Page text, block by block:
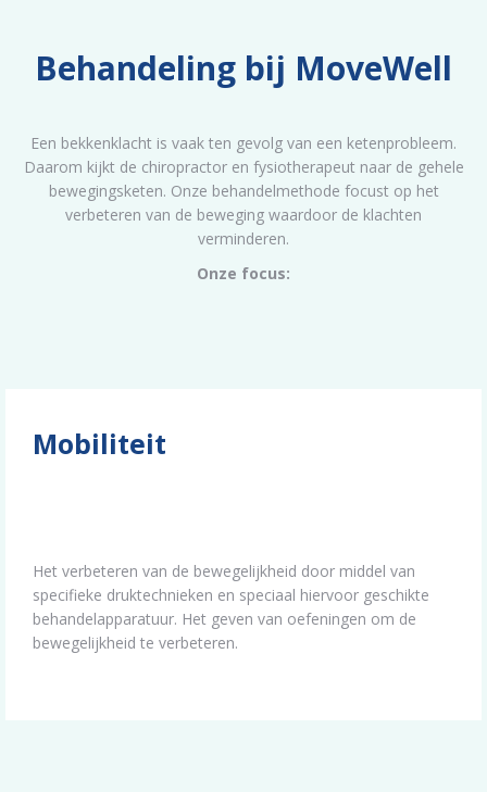
Behandeling bij MoveWell
Een bekkenklacht is vaak ten gevolg van een ketenprobleem.
Daarom kijkt de chiropractor en fysiotherapeut naar de gehele
bewegingsketen. Onze behandelmethode focust op het
verbeteren van de beweging waardoor de klachten
verminderen.
Onze focus:
Mobiliteit
Het verbeteren van de bewegelijkheid door middel van
specifieke druktechnieken en speciaal hiervoor geschikte
behandelapparatuur. Het geven van oefeningen om de
bewegelijkheid te verbeteren.